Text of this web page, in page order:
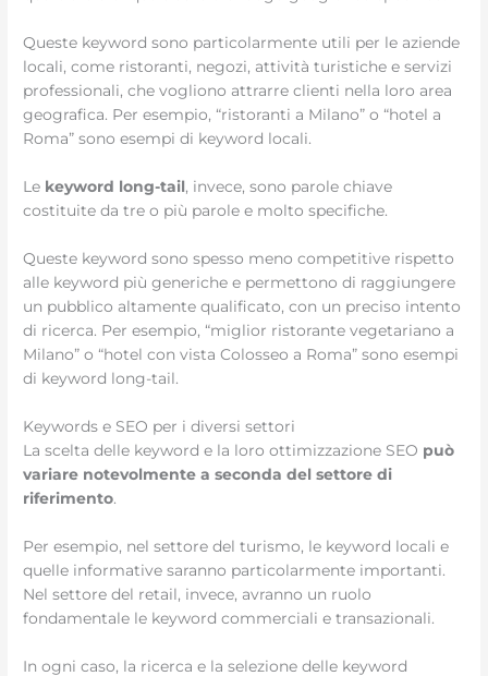
Queste keyword sono particolarmente utili per le aziende
locali, come ristoranti, negozi, attività turistiche e servizi
professionali, che vogliono attrarre clienti nella loro area
geografica. Per esempio, “ristoranti a Milano” o “hotel a
Roma” sono esempi di keyword locali.
Le keyword long-tail, invece, sono parole chiave
costituite da tre o più parole e molto specifiche.
Queste keyword sono spesso meno competitive rispetto
alle keyword più generiche e permettono di raggiungere
un pubblico altamente qualificato, con un preciso intento
di ricerca. Per esempio, “miglior ristorante vegetariano a
Milano” o “hotel con vista Colosseo a Roma” sono esempi
di keyword long-tail.
Keywords e SEO per i diversi settori
La scelta delle keyword e la loro ottimizzazione SEO può
variare notevolmente a seconda del settore di
riferimento.
Per esempio, nel settore del turismo, le keyword locali e
quelle informative saranno particolarmente importanti.
Nel settore del retail, invece, avranno un ruolo
fondamentale le keyword commerciali e transazionali.
In ogni caso, la ricerca e la selezione delle keyword